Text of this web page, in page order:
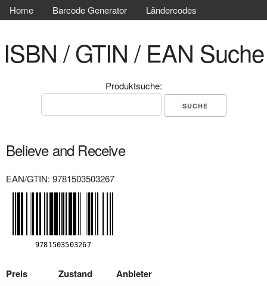
Home Barcode Generator Ländercodes
ISBN / GTIN / EAN Suche
Produktsuche:
Believe and Receive
EAN/GTIN: 9781503503267
Preis Zustand
Anbieter